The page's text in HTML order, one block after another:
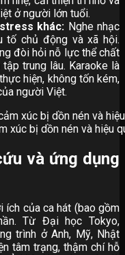
ở người lớn tuổi.
khác: Nghe nhạc
tố chủ động và xã hội.
đòi hỏi nỗ lực thể chất
trung lâu. Karaoke là
hiện, không tốn kém,
người Việt.
xúc bị dồn nén và hiệu
và ứng dụng
ích của ca hát (bao gồm
Từ Đại học Tokyo,
trình ở Anh, Mỹ, Nhật
tâm trạng, thậm chí hỗ